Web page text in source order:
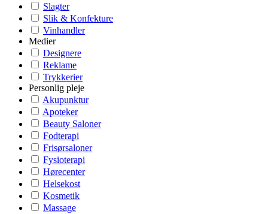
Slagter
Slik & Konfekture
Vinhandler
Medier
Designere
Reklame
Trykkerier
Personlig pleje
Akupunktur
Apoteker
Beauty Saloner
Fodterapi
Frisørsaloner
Fysioterapi
Hørecenter
Helsekost
Kosmetik
Massage